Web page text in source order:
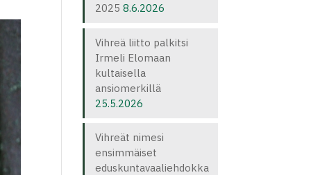
2025 8.6.2026
Vihreä liitto palkitsi
Irmeli Elomaan
kultaisella
ansiomerkillä
25.5.2026
Vihreät nimesi
ensimmäiset
eduskuntavaaliehdokka